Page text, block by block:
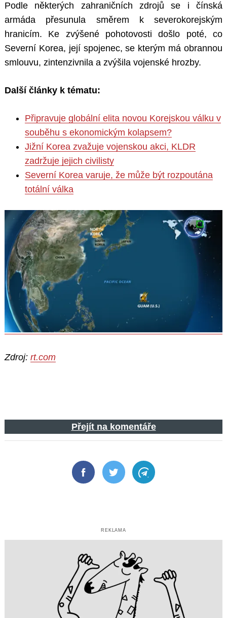
Podle některých zahraničních zdrojů se i čínská
armáda přesunula směrem k severokorejským
hranicím. Ke zvýšené pohotovosti došlo poté, co
Severní Korea, její spojenec, se kterým má obrannou
smlouvu, zintenzivnila a zvýšila vojenské hrozby.
Další články k tématu:
Připravuje globální elita novou Korejskou válku v
souběhu s ekonomickým kolapsem?
Jižní Korea zvažuje vojenskou akci, KLDR
zadržuje jejich civilisty
Severní Korea varuje, že může být rozpoutána
totální válka
Zdroj: rt.com
Přejít na komentáře
FacebookTwitter Telegram
REKLAMA